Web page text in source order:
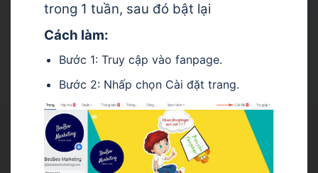
trong 1 tuần, sau đó bật lại
Cách làm:
Bước 1: Truy cập vào fanpage.
Bước 2: Nhấp chọn Cài đặt trang.